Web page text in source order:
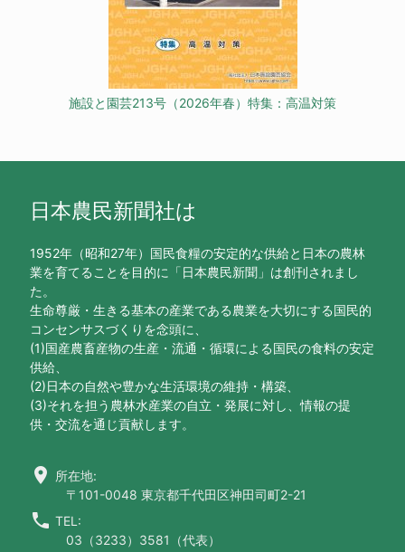
施設と園芸213号（2026年春）特集：高温対策
日本農民新聞社は
1952年（昭和27年）国民食糧の安定的な供給と日本の農林
業を育てることを目的に「日本農民新聞」は創刊されまし
た。
生命尊厳・生きる基本の産業である農業を大切にする国民的
コンセンサスづくりを念頭に、
(1)国産農畜産物の生産・流通・循環による国民の食料の安定
供給、
(2)日本の自然や豊かな生活環境の維持・構築、
(3)それを担う農林水産業の自立・発展に対し、情報の提
供・交流を通じ貢献します。
location_on 所在地:
〒101-0048 東京都千代田区神田司町2-21
call TEL:
03（3233）3581（代表）